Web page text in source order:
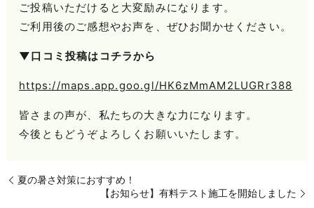
ご投稿いただけると大変励みになります。
ご利用後のご感想やお声を、ぜひお聞かせください。
▼口コミ投稿はコチラから
https://maps.app.goo.gl/HK6zMmAM2LUGRr388
皆さまの声が、私たちの大きな力になります。
今後ともどうぞよろしくお願いいたします。
夏の暑さ対策におすすめ！
【お知らせ】有料テスト施工を開始しました